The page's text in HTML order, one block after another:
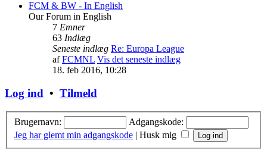
FCM & BW - In English
Our Forum in English
7 Emner
63 Indlæg
Seneste indlæg Re: Europa League
afFCMNL Vis det seneste indlæg
18. feb 2016, 10:28
Log ind • Tilmeld
Brugernavn:
Adgangskode:
Jeg har glemt min adgangskode | Husk mig